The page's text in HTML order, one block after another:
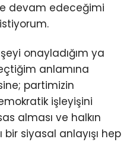
devam edeceğimi
onayladığım ya
anlamına
partimizin
işleyişini
alması ve halkın
siyasal anlayışı hep